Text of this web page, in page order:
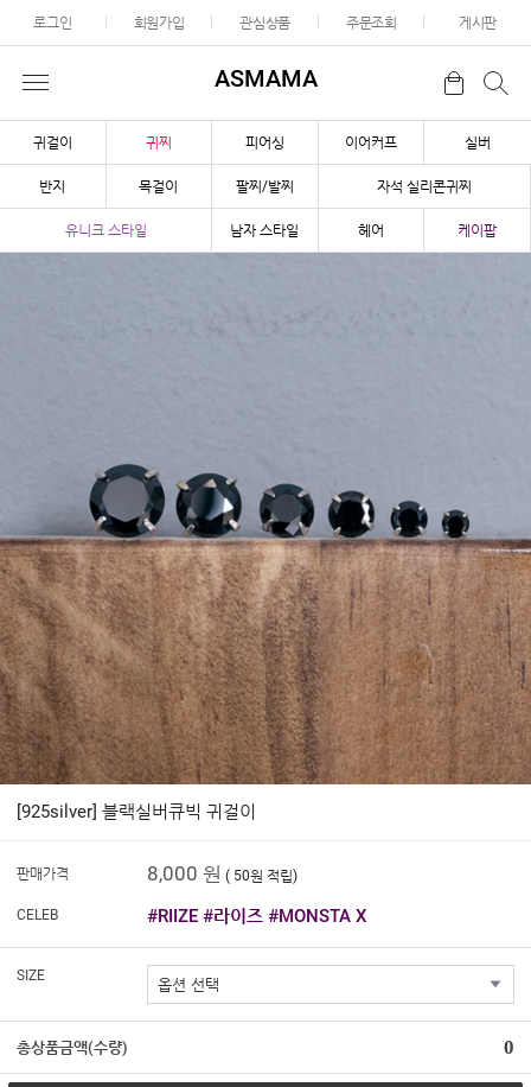
로그인 회원가입 관심상품 주문조회 게시판
ASMAMA
귀걸이 귀찌 피어싱 이어커프 실버
반지 목걸이 팔찌/발찌 자석 실리콘귀찌
유니크 스타일 남자 스타일 헤어 케이팝
[925silver] 블랙실버큐빅 귀걸이
판매가격 8,000 원 ( 50원 적립)
CELEB #RIIZE #라이즈 #MONSTA X
SIZE
총상품금액(수량) 0